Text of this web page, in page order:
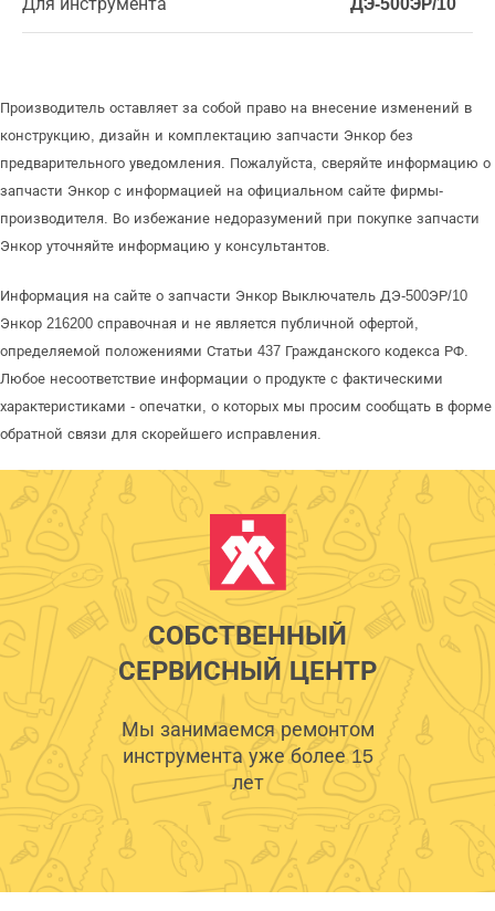
Для инструмента ДЭ-500ЭР/10
Производитель оставляет за собой право на внесение изменений в
конструкцию, дизайн и комплектацию запчасти Энкор без
предварительного уведомления. Пожалуйста, сверяйте информацию о
запчасти Энкор с информацией на официальном сайте фирмы-
производителя. Во избежание недоразумений при покупке запчасти
Энкор уточняйте информацию у консультантов.
Информация на сайте о запчасти Энкор Выключатель ДЭ-500ЭР/10
Энкор 216200 справочная и не является публичной офертой,
определяемой положениями Статьи 437 Гражданского кодекса РФ.
Любое несоответствие информации о продукте с фактическими
характеристиками - опечатки, о которых мы просим сообщать в форме
обратной связи для скорейшего исправления.
СОБСТВЕННЫЙ
СЕРВИСНЫЙ ЦЕНТР
Мы занимаемся ремонтом
инструмента уже более 15
лет